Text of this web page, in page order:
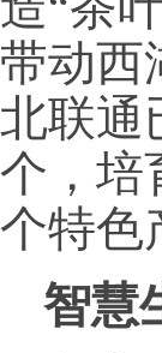
带动西
北联通
个，培
个特色
智慧